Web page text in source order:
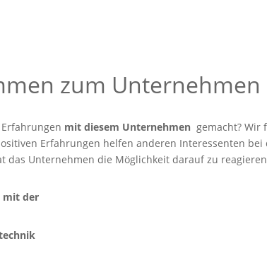
zum Unternehmen
mit diesem Unternehmen gemacht? Wir
Erfahrungen helfen anderen Interessenten
das Unternehmen die Möglichkeit darauf zu
mit der